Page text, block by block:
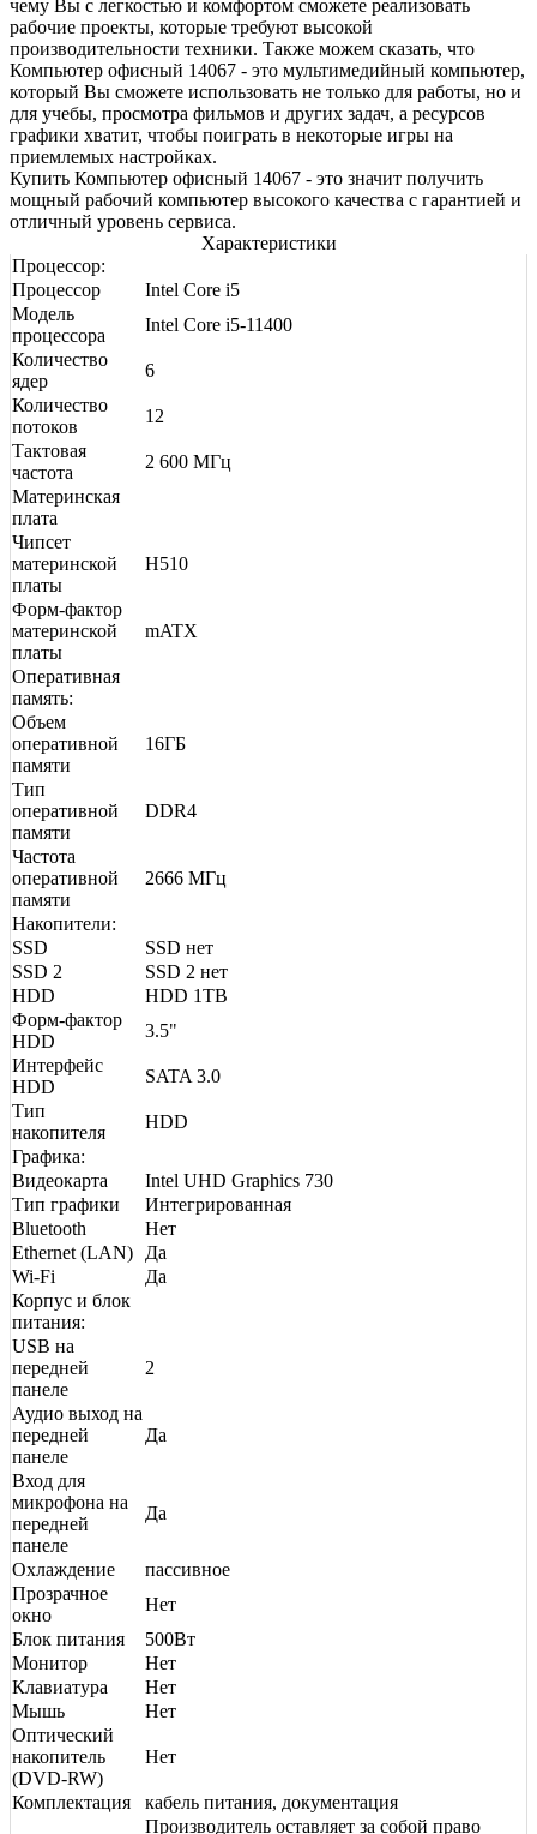
чему Вы с легкостью и комфортом сможете реализовать
рабочие проекты, которые требуют высокой
производительности техники. Также можем сказать, что
Компьютер офисный 14067 - это мультимедийный компьютер,
который Вы сможете использовать не только для работы, но и
для учебы, просмотра фильмов и других задач, а ресурсов
графики хватит, чтобы поиграть в некоторые игры на
приемлемых настройках.
Купить Компьютер офисный 14067 - это значит получить
мощный рабочий компьютер высокого качества с гарантией и
отличный уровень сервиса.
Характеристики
Процессор:
Процессор
Intel Core i5
Модель
процессора
Intel Core i5-11400
Количество
ядер
6
Количество
потоков
12
Тактовая
частота
2 600 МГц
Материнская
плата
Чипсет
материнской
платы
H510
Форм-фактор
материнской
платы
mATX
Оперативная
память:
Объем
оперативной
памяти
16ГБ
Тип
оперативной
памяти
DDR4
Частота
оперативной
памяти
2666 МГц
Накопители:
SSD
SSD нет
SSD 2
SSD 2 нет
HDD
HDD 1TB
Форм-фактор
HDD
3.5"
Интерфейс
HDD
SATA 3.0
Тип
накопителя
HDD
Графика:
Видеокарта
Intel UHD Graphics 730
Тип графики
Интегрированная
Bluetooth
Нет
Ethernet (LAN)
Да
Wi-Fi
Да
Корпус и блок
питания:
USB на
передней
панеле
2
Аудио выход на
передней
панеле
Да
Вход для
микрофона на
передней
панеле
Да
Охлаждение
пассивное
Прозрачное
окно
Нет
Блок питания
500Вт
Монитор
Нет
Клавиатура
Нет
Мышь
Нет
Оптический
накопитель
(DVD-RW)
Нет
Комплектация кабель питания, документация
Производитель оставляет за собой право